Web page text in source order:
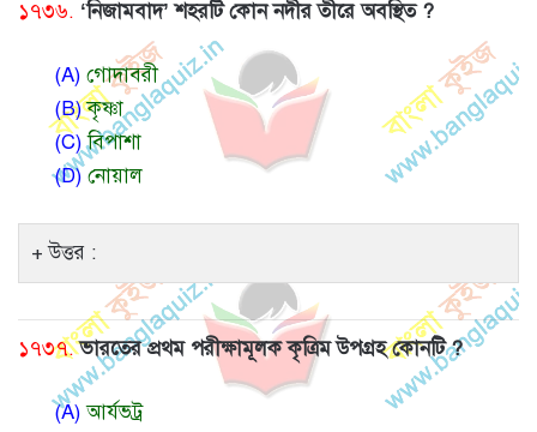
১৭৩৬. ‘নিজামবাদ’ শহরটি কোন নদীর তীরে অবস্থিত ?
(A) গোদাবরী
(B)কৃষ্ণা
(C)বিপাশা
(D) নোয়াল
উত্তর :
১৭৩৭. ভারতের প্রথম পরীক্ষামূলক কৃত্রিম উপগ্রহ কোনটি ?
(A)আর্যভট্র